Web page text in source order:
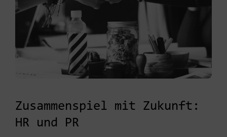
Zusammenspiel mit Zukunft:
HR und PR